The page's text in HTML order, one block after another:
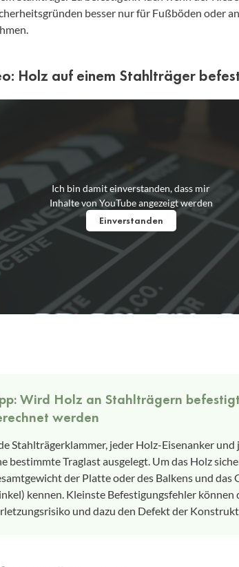
besser nur für Fußböden oder
Holz auf einem Stahlträger
Ich bin damit einverstanden, dass mir
Inhalte von YouTube angezeigt werden
Einverstanden
Wird Holz an Stahlträgern
werden
Stahlträgerklammer, jeder Holz-Eisenanker
bestimmte Traglast ausgelegt. Um das Holz
der Platte oder des Balkens und
kennen. Kleinste Befestigungsfehler können
und dazu den Defekt der